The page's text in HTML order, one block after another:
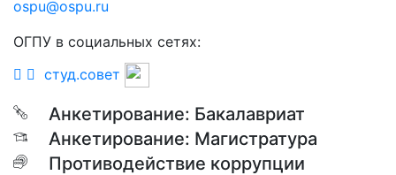
ospu@ospu.ru
ОГПУ в социальных сетях:
студ.совет
Анкетирование: Бакалавриат
Анкетирование: Магистратура
Противодействие коррупции